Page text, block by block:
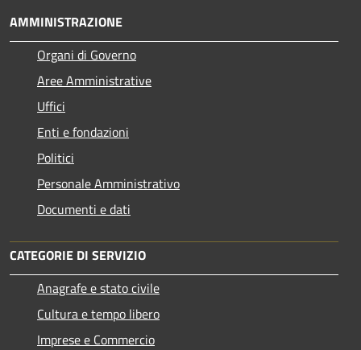
AMMINISTRAZIONE
Organi di Governo
Aree Amministrative
Uffici
Enti e fondazioni
Politici
Personale Amministrativo
Documenti e dati
CATEGORIE DI SERVIZIO
Anagrafe e stato civile
Cultura e tempo libero
Imprese e Commercio